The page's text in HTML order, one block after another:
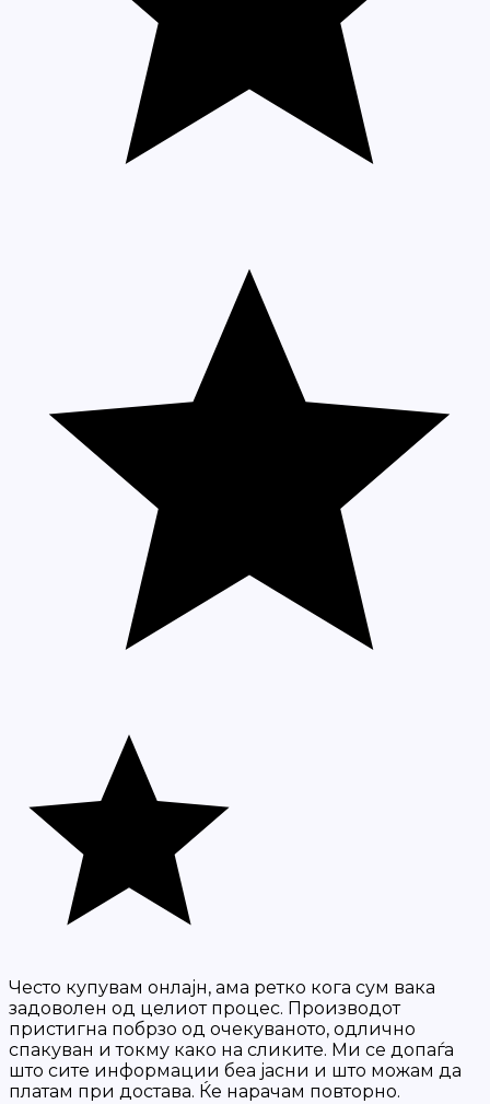
Често купувам онлајн, ама ретко кога сум вака
задоволен од целиот процес. Производот
пристигна побрзо од очекуваното, одлично
спакуван и токму како на сликите. Ми се допаѓа
што сите информации беа јасни и што можам да
платам при достава. Ќе нарачам повторно.